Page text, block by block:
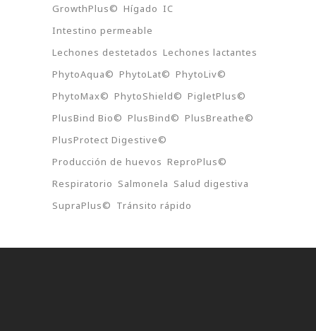
GrowthPlus© Hígado IC
Intestino permeable
Lechones destetados Lechones lactantes
PhytoAqua© PhytoLat© PhytoLiv©
PhytoMax© PhytoShield© PigletPlus©
PlusBind Bio© PlusBind© PlusBreathe©
PlusProtect Digestive©
Producción de huevos ReproPlus©
Respiratorio Salmonela Salud digestiva
SupraPlus© Tránsito rápido